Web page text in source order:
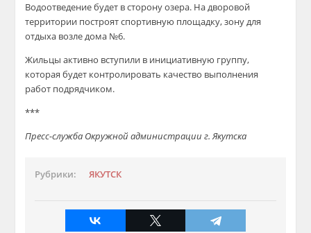
Водоотведение будет в сторону озера. На дворовой
территории построят спортивную площадку, зону для
отдыха возле дома №6.
Жильцы активно вступили в инициативную группу,
которая будет контролировать качество выполнения
работ подрядчиком.
***
Пресс-служба Окружной администрации г. Якутска
Рубрики: ЯКУТСК